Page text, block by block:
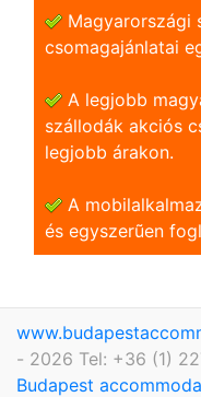
Magyarországi
csomagajánlatai
A legjobb
szállodák akciós
legjobb árakon.
A
és egyszerũen
- 2026 Tel: +36 (1)
Budapest